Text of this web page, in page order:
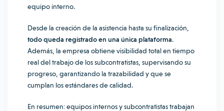
equipo interno.
Desde la creación de la asistencia hasta su finalización,
todo queda registrado en una única plataforma.
Además, la empresa obtiene visibilidad total en tiempo
real del trabajo de los subcontratistas, supervisando su
progreso, garantizando la trazabilidad y que se
cumplan los estándares de calidad.
En resumen: equipos internos y subcontratistas trabajan